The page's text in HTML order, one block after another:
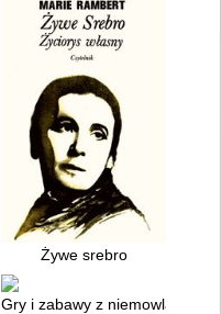
Żywe srebro
Gry i zabawy z niemowlakami